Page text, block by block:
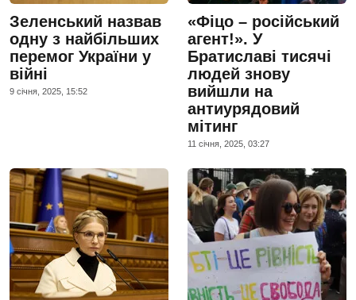
Зеленський назвав
одну з найбільших
перемог України у
війні
9 сiчня, 2025, 15:52
«Фіцо – російський
агент!». У
Братиславі тисячі
людей знову
вийшли на
антиурядовий
мітинг
11 сiчня, 2025, 03:27